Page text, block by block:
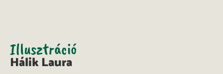
Illusztráció
Hálik Laura